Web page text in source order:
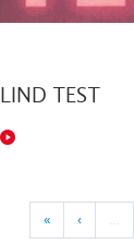
TEST
« ‹ …